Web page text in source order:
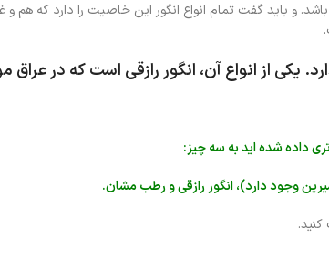
و باید گفت تمام انواع انگور این خاصیت را دارد که هم
یکی از انواع آن، انگور رازقی است که در عراق
داده شده اید به سه چیز:
وجود دارد)، انگور رازقی و رطب مشان.